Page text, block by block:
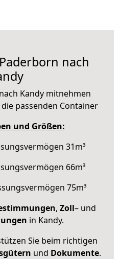
nach
Kandy mitnehmen
passenden Container
und Größen:
31m³
66m³
75m³
, Zoll– und
in Kandy.
Sie beim richtigen
und Dokumente.